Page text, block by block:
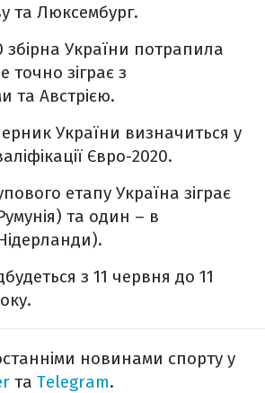
та Люксембург.
збірна України потрапила
точно зіграє з
та Австрією.
України визначиться у
Євро-2020.
етапу Україна зіграє
та один – в
з 11 червня до 11
новинами спорту у
та Telegram.